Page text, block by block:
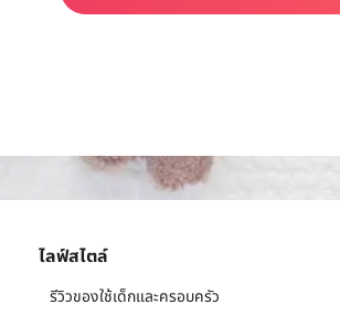
ไลฟ์สไตล์
รีวิวของใช้เด็กและครอบครัว